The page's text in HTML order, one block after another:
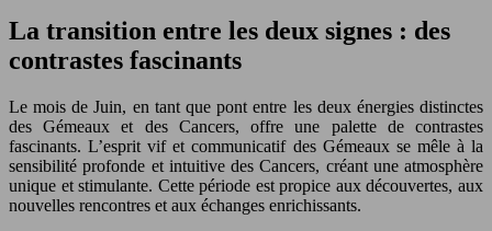
La transition entre les deux signes : des
contrastes fascinants
Le mois de Juin, en tant que pont entre les deux énergies distinctes
des Gémeaux et des Cancers, offre une palette de contrastes
fascinants. L’esprit vif et communicatif des Gémeaux se mêle à la
sensibilité profonde et intuitive des Cancers, créant une atmosphère
unique et stimulante. Cette période est propice aux découvertes, aux
nouvelles rencontres et aux échanges enrichissants.